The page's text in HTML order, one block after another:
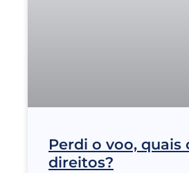
Perdi o voo, quais
direitos?